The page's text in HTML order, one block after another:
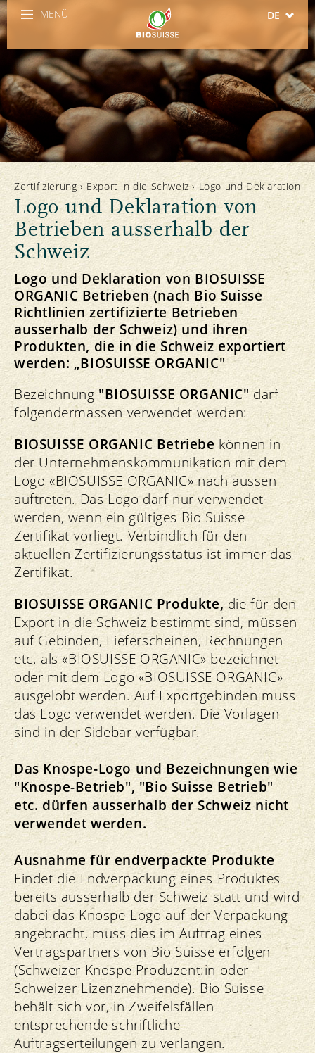
MENÜ DE
IT
EN
ES
Zertifizierung ›Export in die Schweiz› Logo und Deklaration
Logo und Deklaration von
Betrieben ausserhalb der
Schweiz
Logo und Deklaration von BIOSUISSE
ORGANIC Betrieben (nach Bio Suisse
Richtlinien zertifizierte Betrieben
ausserhalb der Schweiz) und ihren
Produkten, die in die Schweiz exportiert
werden: „BIOSUISSE ORGANIC"
Bezeichnung"BIOSUISSE ORGANIC" darf
folgendermassen verwendet werden:
BIOSUISSE ORGANIC Betriebe können in
der Unternehmenskommunikation mit dem
Logo «BIOSUISSE ORGANIC» nach aussen
auftreten. Das Logo darf nur verwendet
werden, wenn ein gültiges Bio Suisse
Zertifikat vorliegt. Verbindlich für den
aktuellen Zertifizierungsstatus ist immer das
Zertifikat.
BIOSUISSE ORGANIC Produkte,die für den
Export in die Schweiz bestimmt sind, müssen
auf Gebinden, Lieferscheinen, Rechnungen
etc. als «BIOSUISSE ORGANIC» bezeichnet
oder mit dem Logo «BIOSUISSE ORGANIC»
ausgelobt werden. Auf Exportgebinden muss
das Logo verwendet werden. Die Vorlagen
sind in der Sidebar verfügbar.
Das Knospe-Logo und Bezeichnungen wie
"Knospe-Betrieb", "Bio Suisse Betrieb"
etc. dürfen ausserhalb der Schweiz nicht
verwendet werden.
Ausnahme für endverpackte Produkte
Findet die Endverpackung eines Produktes
bereits ausserhalb der Schweiz statt und wird
dabei das Knospe-Logo auf der Verpackung
angebracht, muss dies im Auftrag eines
Vertragspartners von Bio Suisse erfolgen
(Schweizer Knospe Produzent:in oder
Schweizer Lizenznehmende). Bio Suisse
behält sich vor, in Zweifelsfällen
entsprechende schriftliche
Auftragserteilungen zu verlangen.